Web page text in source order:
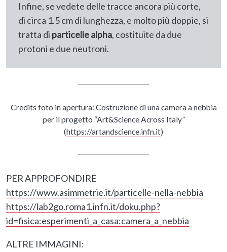
Infine, se vedete delle tracce ancora più corte,
di circa 1.5 cm di lunghezza, e molto più doppie, si
tratta di particelle alpha, costituite da due
protoni e due neutroni.
Credits foto in apertura: Costruzione di una camera a nebbia
per il progetto “Art&Science Across Italy”
(https://artandscience.infn.it)
PER APPROFONDIRE
https://www.asimmetrie.it/particelle-nella-nebbia
https://lab2go.roma1.infn.it/doku.php?
id=fisica:esperimenti_a_casa:camera_a_nebbia
ALTRE IMMAGINI: